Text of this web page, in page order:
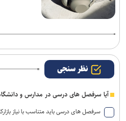
نظر سنجی
آیا سرفصل های درسی در مدارس و
سرفصل های درسی باید متناسب با نیاز